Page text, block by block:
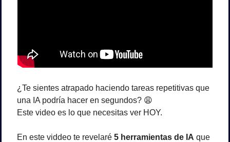
¿Te sientes atrapado haciendo tareas repetitivas que
una IA podría hacer en segundos? 😩
Este video es lo que necesitas ver HOY.
En este viddeo te revelaré 5 herramientas de IA que